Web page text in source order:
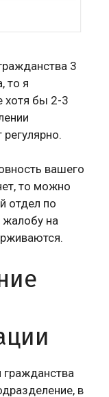
3
то я
хотя бы 2-3
вашего
то можно
отдел по
жалобу на
гражданства
в